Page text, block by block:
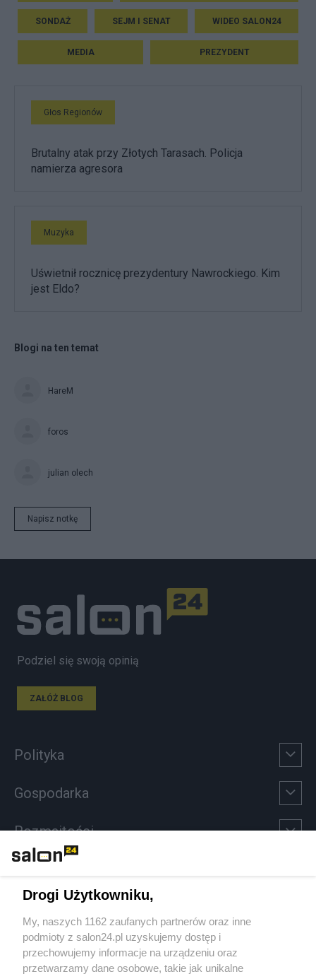
SONDAŻ SEJM I SENAT WIDEO SALON24
MEDIA PREZYDENT
Głos Regionów
Brutalny atak przy Złotych Tarasach. Policja
namierza agresora
Muzyka
Uświetnił rocznicę prezydentury Nawrockiego. Kim
jest Eldo?
Blogi na ten temat
HareM
foros
julian olech
Napisz notkę
Podziel się swoją opinią
ZAŁÓŻ BLOG
Polityka
Gospodarka
Rozmaitości
Sport
Społeczeństwo
Drogi Użytkowniku,
My, naszych 1162 zaufanych partnerów oraz inne
podmioty z salon24.pl uzyskujemy dostęp i
przechowujemy informacje na urządzeniu oraz
przetwarzamy dane osobowe, takie jak unikalne